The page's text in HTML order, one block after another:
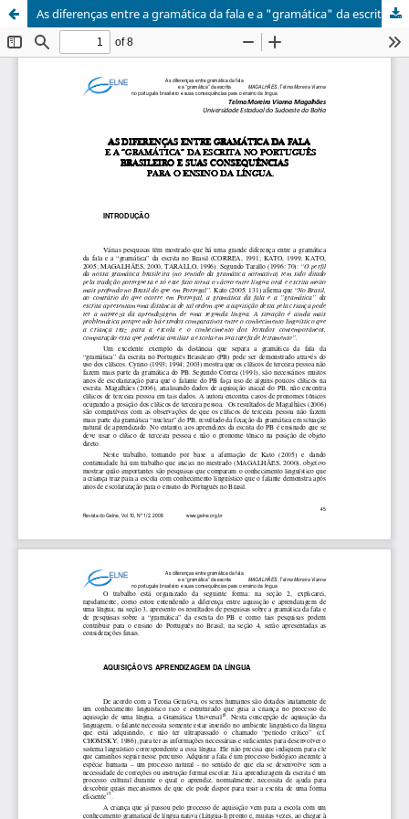
As diferenças entre a gramática da fala e a "gramática" da escrita no português brasileiro e suas consequências para o ensino da língua